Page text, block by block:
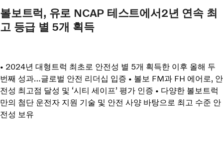
볼보트럭, 유로 NCAP 테스트에서2년 연속 최
고 등급 별 5개 획득
• 2024년 대형트럭 최초로 안전성 별 5개 획득한 이후 올해 두
번째 성과…글로벌 안전 리더십 입증 • 볼보 FM과 FH 에어로, 안
전성 최고점 달성 및 ‘시티 세이프’ 평가 인증 • 다양한 볼보트럭
만의 첨단 운전자 지원 기술 및 안전 사양 바탕으로 최고 수준 안
전성 보유